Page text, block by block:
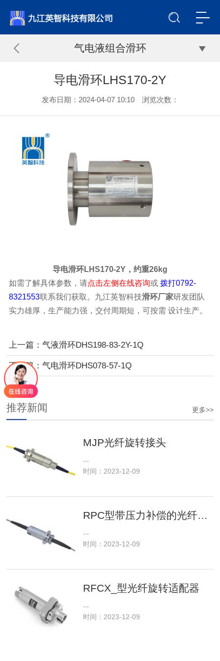
气电液组合滑环
导电滑环LHS170-2Y
发布日期：2024-04-07 10:10 浏览次数：
导电滑环LHS170-2Y，约重26kg
如需了解具体参数，请点击左侧在线咨询或 拨打0792-
8321553联系我们获取。九江英智科技滑环厂家研发团队
实力雄厚，生产能力强，交付周期短，可按需 设计生产。
上一篇：气液滑环DHS198-83-2Y-1Q
下一篇：气电滑环DHS078-57-1Q
更多>>
推荐新闻
MJP光纤旋转接头
...
时间：2023-12-09
RPC型带压力补偿的光纤旋转接头
...
时间：2023-12-09
RFCX_型光纤旋转适配器
...
时间：2023-12-09